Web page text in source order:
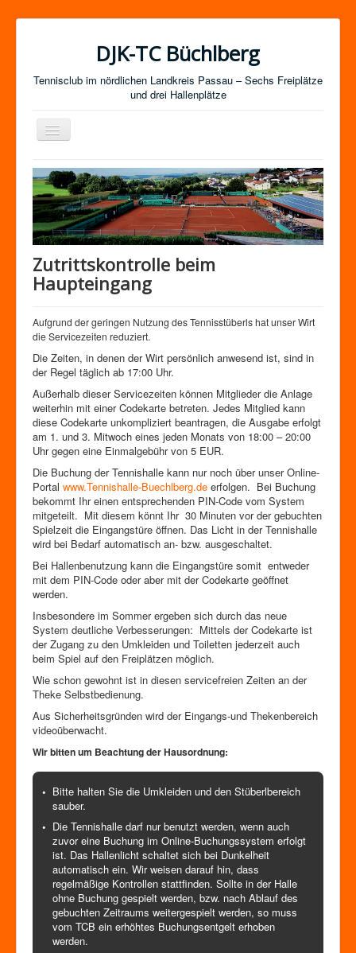
DJK-TC Büchlberg
Tennisclub im nördlichen Landkreis Passau – Sechs Freiplätze
und drei Hallenplätze
Navigation
an/aus
News
Termine
Mitgliedschaft / Kurse
Newsletter-Anmeldung
Mannschaften
Impressum
Zutrittskontrolle
Zutrittskontrolle beim
Haupteingang
Aufgrund der geringen Nutzung des Tennisstüberls hat unser Wirt
die Servicezeiten reduziert.
Die Zeiten, in denen der Wirt persönlich anwesend ist, sind in
der Regel täglich ab 17:00 Uhr.
Außerhalb dieser Servicezeiten können Mitglieder die Anlage
weiterhin mit einer Codekarte betreten. Jedes Mitglied kann
diese Codekarte unkompliziert beantragen, die Ausgabe erfolgt
am 1. und 3. Mitwoch eines jeden Monats von 18:00 – 20:00
Uhr gegen eine Einmalgebühr von 5 EUR.
Die Buchung der Tennishalle kann nur noch über unser Online-
Portal www.Tennishalle-Buechlberg.de erfolgen. Bei Buchung
bekommt Ihr einen entsprechenden PIN-Code vom System
mitgeteilt. Mit diesem könnt Ihr 30 Minuten vor der gebuchten
Spielzeit die Eingangstüre öffnen. Das Licht in der Tennishalle
wird bei Bedarf automatisch an- bzw. ausgeschaltet.
Bei Hallenbenutzung kann die Eingangstüre somit entweder
mit dem PIN-Code oder aber mit der Codekarte geöffnet
werden.
Insbesondere im Sommer ergeben sich durch das neue
System deutliche Verbesserungen: Mittels der Codekarte ist
der Zugang zu den Umkleiden und Toiletten jederzeit auch
beim Spiel auf den Freiplätzen möglich.
Wie schon gewohnt ist in diesen servicefreien Zeiten an der
Theke Selbstbedienung.
Aus Sicherheitsgründen wird der Eingangs-und Thekenbereich
videoüberwacht.
Wir bitten um Beachtung der Hausordnung:
Bitte halten Sie die Umkleiden und den Stüberlbereich
sauber.
Die Tennishalle darf nur benutzt werden, wenn auch
zuvor eine Buchung im Online-Buchungssystem erfolgt
ist. Das Hallenlicht schaltet sich bei Dunkelheit
automatisch ein. Wir weisen darauf hin, dass
regelmäßige Kontrollen stattfinden. Sollte in der Halle
ohne Buchung gespielt werden, bzw. nach Ablauf des
gebuchten Zeitraums weitergespielt werden, so muss
vom TCB ein erhöhtes Buchungsentgelt erhoben
werden.